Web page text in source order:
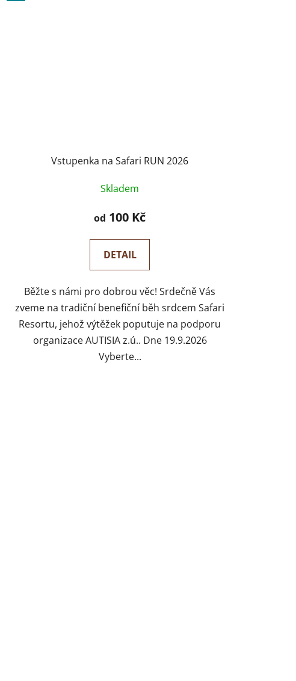
Vstupenka na Safari RUN 2026
Skladem
od 100 Kč
DETAIL
Běžte s námi pro dobrou věc! Srdečně Vás
zveme na tradiční benefiční běh srdcem Safari
Resortu, jehož výtěžek poputuje na podporu
organizace AUTISIA z.ú.. Dne 19.9.2026
Vyberte...